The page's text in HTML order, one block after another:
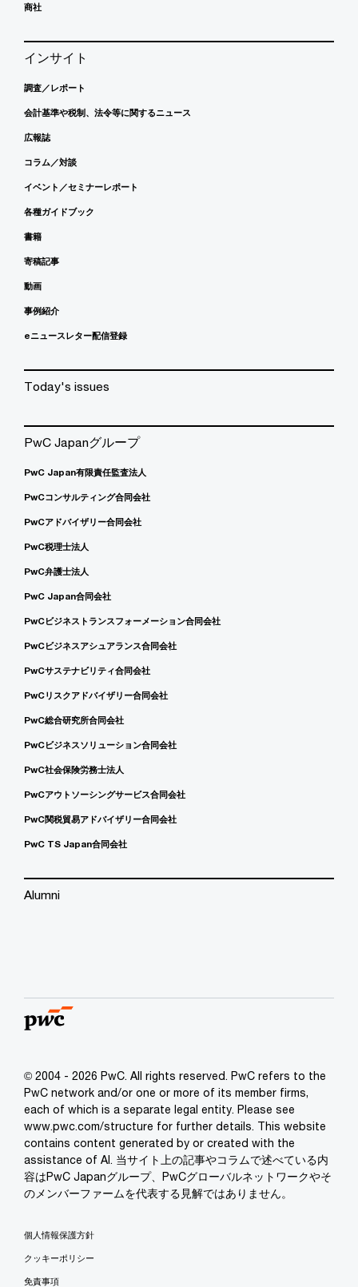
商社
インサイト
調査／レポート
会計基準や税制、法令等に関するニュース
広報誌
コラム／対談
イベント／セミナーレポート
各種ガイドブック
書籍
寄稿記事
動画
事例紹介
eニュースレター配信登録
Today's issues
PwC Japanグループ
PwC Japan有限責任監査法人
PwCコンサルティング合同会社
PwCアドバイザリー合同会社
PwC税理士法人
PwC弁護士法人
PwC Japan合同会社
PwCビジネストランスフォーメーション合同会社
PwCビジネスアシュアランス合同会社
PwCサステナビリティ合同会社
PwCリスクアドバイザリー合同会社
PwC総合研究所合同会社
PwCビジネスソリューション合同会社
PwC社会保険労務士法人
PwCアウトソーシングサービス合同会社
PwC関税貿易アドバイザリー合同会社
PwC TS Japan合同会社
Alumni
© 2004 - 2026 PwC. All rights reserved. PwC refers to the
PwC network and/or one or more of its member firms,
each of which is a separate legal entity. Please see
www.pwc.com/structure for further details. This website
contains content generated by or created with the
assistance of AI. 当サイト上の記事やコラムで述べている内
容はPwC Japanグループ、PwCグローバルネットワークやそ
のメンバーファームを代表する見解ではありません。
個人情報保護方針
クッキーポリシー
免責事項